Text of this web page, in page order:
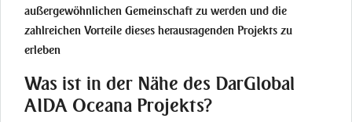
außergewöhnlichen Gemeinschaft zu werden und die
zahlreichen Vorteile dieses herausragenden Projekts zu
erleben
Was ist in der Nähe des DarGlobal
AIDA Oceana Projekts?